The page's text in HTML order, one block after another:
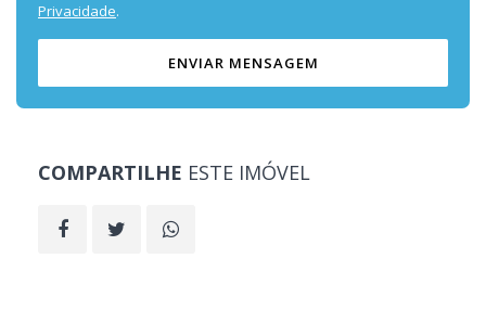
Privacidade.
ENVIAR MENSAGEM
COMPARTILHE ESTE IMÓVEL